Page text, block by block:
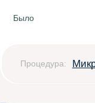
Было
Процедура: